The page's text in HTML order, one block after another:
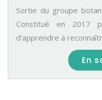
Sortie du groupe
Constitué en 2017
d'apprendre à
En